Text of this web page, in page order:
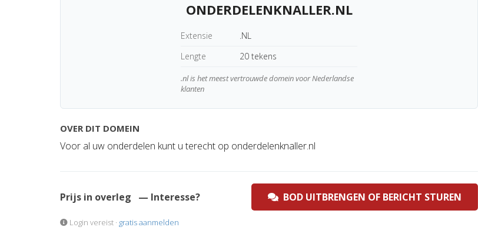
ONDERDELENKNALLER.NL
Extensie
.NL
Lengte
20 tekens
.nl is het meest vertrouwde domein voor Nederlandse
klanten
OVER DIT DOMEIN
Voor al uw onderdelen kunt u terecht op onderdelenknaller.nl
Prijs in overleg — Interesse? BOD UITBRENGEN OF BERICHT STUREN
Login vereist · gratis aanmelden